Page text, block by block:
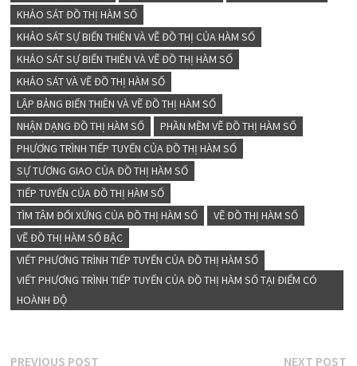
KHẢO SÁT ĐỒ THỊ HÀM SỐ
KHẢO SÁT SỰ BIẾN THIÊN VÀ VẼ ĐỒ THỊ CỦA HÀM SỐ
KHẢO SÁT SỰ BIẾN THIÊN VÀ VẼ ĐỒ THỊ HÀM SỐ
KHẢO SÁT VÀ VẼ ĐỒ THỊ HÀM SỐ
LẬP BẢNG BIẾN THIÊN VÀ VẼ ĐỒ THỊ HÀM SỐ
NHẬN DẠNG ĐỒ THỊ HÀM SỐ
PHẦN MỀM VẼ ĐỒ THỊ HÀM SỐ
PHƯƠNG TRÌNH TIẾP TUYẾN CỦA ĐỒ THỊ HÀM SỐ
SỰ TƯƠNG GIAO CỦA ĐỒ THỊ HÀM SỐ
TIẾP TUYẾN CỦA ĐỒ THỊ HÀM SỐ
TÌM TÂM ĐỐI XỨNG CỦA ĐỒ THỊ HÀM SỐ
VẼ ĐỒ THỊ HÀM SỐ
VẼ ĐỒ THỊ HÀM SỐ BẬC
VIẾT PHƯƠNG TRÌNH TIẾP TUYẾN CỦA ĐỒ THỊ HÀM SỐ
VIẾT PHƯƠNG TRÌNH TIẾP TUYẾN CỦA ĐỒ THỊ HÀM SỐ TẠI ĐIỂM CÓ
HOÀNH ĐỘ
PREVIOUS POSTPrevious
NEXT POST